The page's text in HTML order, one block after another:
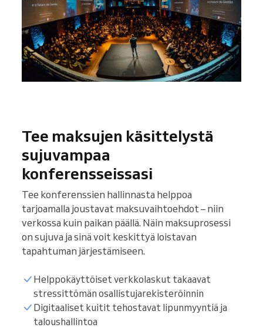
Tee maksujen käsittelystä
sujuvampaa
konferensseissasi
Tee konferenssien hallinnasta helppoa
tarjoamalla joustavat maksuvaihtoehdot – niin
verkossa kuin paikan päällä. Näin maksuprosessi
on sujuva ja sinä voit keskittyä loistavan
tapahtuman järjestämiseen.
Helppokäyttöiset verkkolaskut takaavat
stressittömän osallistujarekisteröinnin
Digitaaliset kuitit tehostavat lipunmyyntiä ja
taloushallintoa